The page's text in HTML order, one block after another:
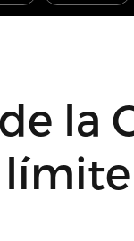
la